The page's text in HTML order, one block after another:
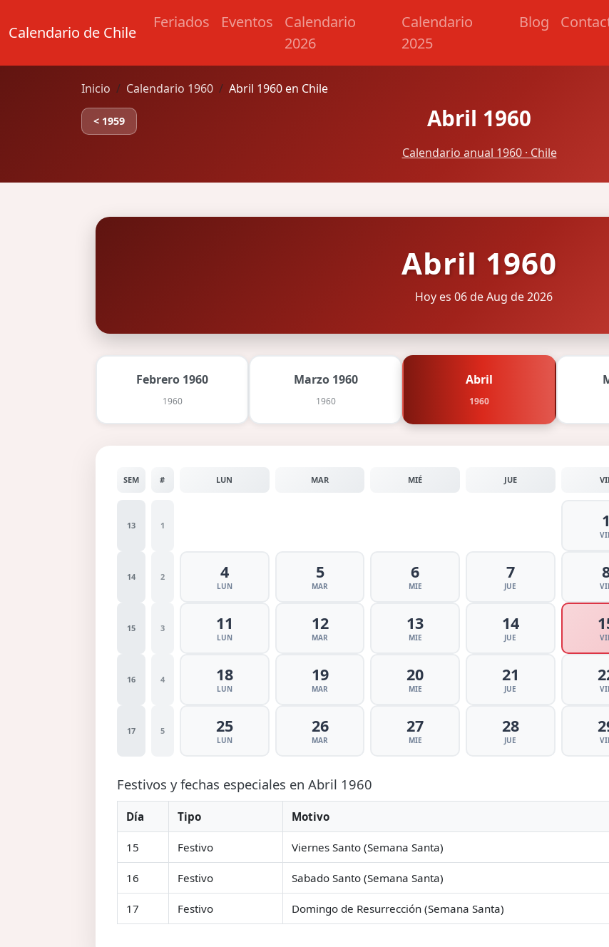
Calendario de Chile
Feriados Eventos
Calendario
2026
Calendario
2025
Blog
Inicio Calendario 1960 Abril 1960 en Chile
< 1959 Abril 1960
Calendario anual 1960 · Chile
Abril 1960
Hoy es 06 de Aug de 2026
Febrero 1960
1960
Marzo 1960
1960
Abril
1960
SEM # LUN MAR MIÉ JUE
13 1 1
14 2 4
LUN
5
MAR
6
MIE
7
JUE
15 3 11
LUN
12
MAR
13
MIE
14
JUE
16 4 18
LUN
19
MAR
20
MIE
21
JUE
17 5 25
LUN
26
MAR
27
MIE
28
JUE
Festivos y fechas especiales en Abril 1960
Día Tipo Motivo
15 Festivo Viernes Santo (Semana Santa)
16 Festivo Sabado Santo (Semana Santa)
17 Festivo Domingo de Resurrección (Semana Santa)